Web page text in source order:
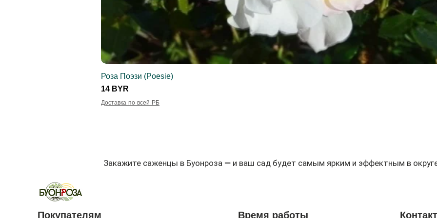
Роза Поэзи (Poesie)
Цена
14 BYR
Доставка по всей РБ
Закажите саженцы в Буонроза — и ваш сад будет самым ярким и эффектным в
Покупателям Время работы